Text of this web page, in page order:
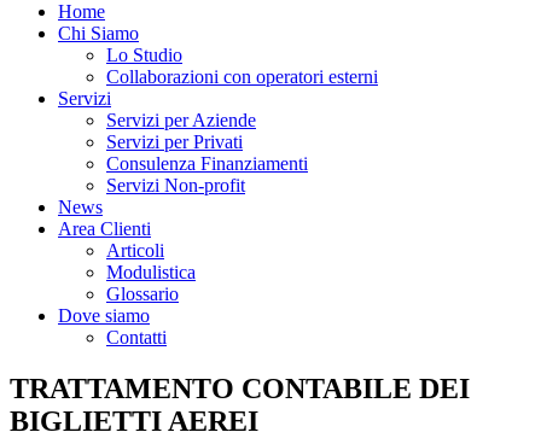
Home
Chi Siamo
Lo Studio
Collaborazioni con operatori esterni
Servizi
Servizi per Aziende
Servizi per Privati
Consulenza Finanziamenti
Servizi Non-profit
News
Area Clienti
Articoli
Modulistica
Glossario
Dove siamo
Contatti
TRATTAMENTO CONTABILE DEI
BIGLIETTI AEREI